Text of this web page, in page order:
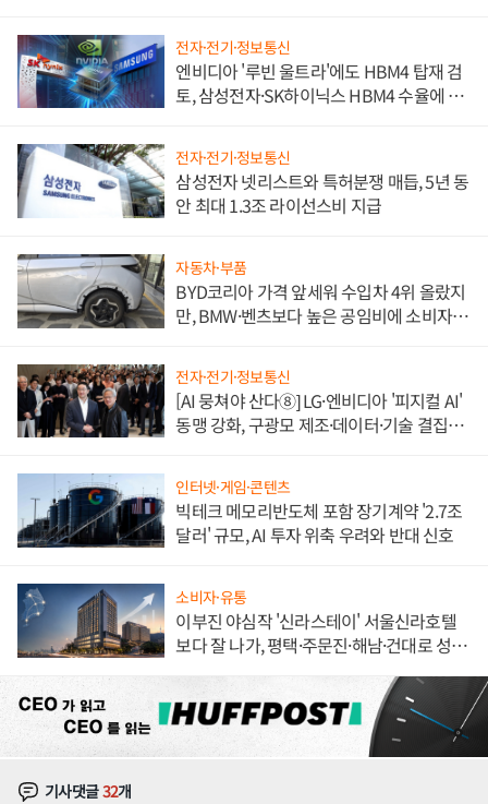
전자·전기·정보통신
엔비디아 '루빈 울트라'에도 HBM4 탑재 검
토, 삼성전자·SK하이닉스 HBM4 수율에 주
전자·전기·정보통신
삼성전자 넷리스트와 특허분쟁 매듭, 5년 동
안 최대 1.3조 라이선스비 지급
자동차·부품
BYD코리아 가격 앞세워 수입차 4위 올랐지
만, BMW·벤츠보다 높은 공임비에 소비자
전자·전기·정보통신
[AI 뭉쳐야 산다⑧] LG·엔비디아 '피지컬 AI'
동맹 강화, 구광모 제조·데이터·기술 결집
인터넷·게임·콘텐츠
빅테크 메모리반도체 포함 장기계약 '2.7조
달러' 규모, AI 투자 위축 우려와 반대 신호
소비자·유통
이부진 야심작 '신라스테이' 서울신라호텔
보다 잘 나가, 평택·주문진·해남·건대로 성
기사댓글32개